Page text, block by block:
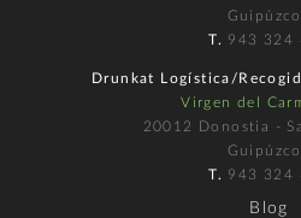
T. 943 324
Drunkat Logística/
Virgen del
20012 Donostia -
T. 943 324
Blog